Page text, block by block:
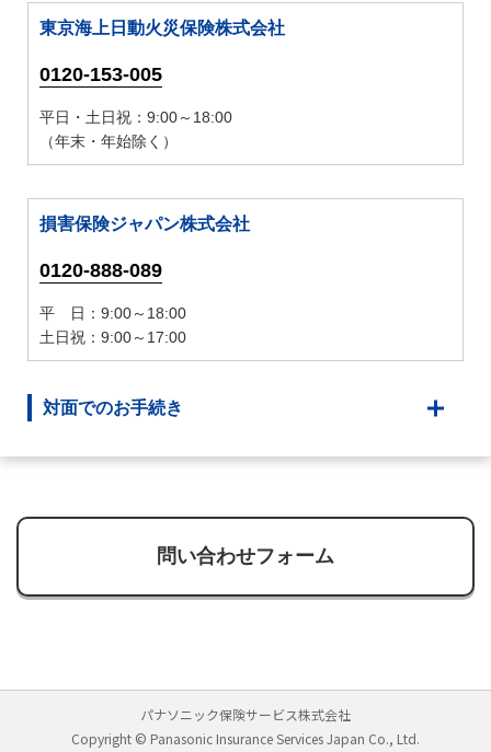
東京海上日動火災保険株式会社
0120-153-005
平日・土日祝：9:00～18:00
（年末・年始除く）
損害保険ジャパン株式会社
0120-888-089
平 日：9:00～18:00
土日祝：9:00～17:00
対面でのお手続き
問い合わせフォーム
パナソニック保険サービス株式会社
Copyright © Panasonic Insurance Services Japan Co., Ltd.